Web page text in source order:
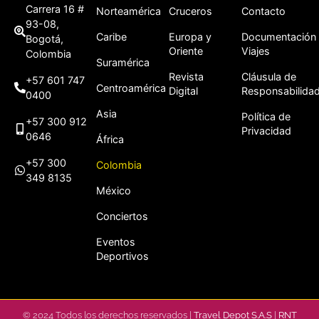
Carrera 16 #
93-08,
Bogotá,
Colombia
+57 601 747
0400
+57 300 912
0646
+57 300
349 8135
Norteamérica
Caribe
Suramérica
Centroamérica
Asia
África
Colombia
México
Conciertos
Eventos
Deportivos
Cruceros
Europa y
Oriente
Revista
Digital
Contacto
Documentación
Viajes
Cláusula de
Política de
Privacidad
© 2024 Todos los derechos reservados | Travel Depot S.A.S| RNT